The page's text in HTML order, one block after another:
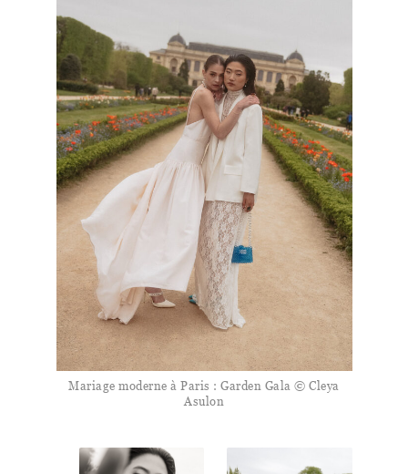
Mariage moderne à Paris : Garden Gala © Cleya
Asulon